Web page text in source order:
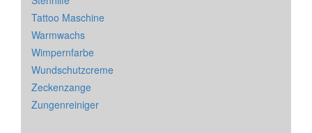
Tattoo Maschine
Warmwachs
Wimpernfarbe
Wundschutzcreme
Zeckenzange
Zungenreiniger